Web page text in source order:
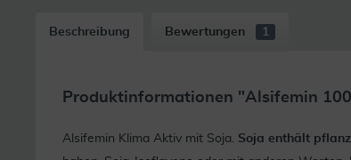
Beschreibung Bewertungen 1
Produktinformationen "Alsifemin
Alsifemin Klima Aktiv mit Soja. Soja enthält